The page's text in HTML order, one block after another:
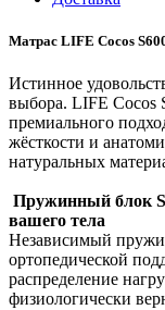
Матрас LIFE Cocos
Истинное
выбора. LIFE Cocos
премиального
жёсткости и
натуральных
Пружинный блок
вашего тела
Независимый
ортопедической
распределение
физиологически